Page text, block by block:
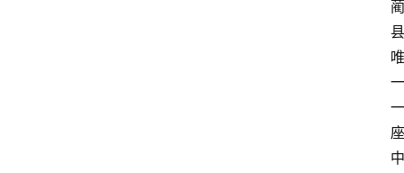
蔺
县
唯
一
一
座
中